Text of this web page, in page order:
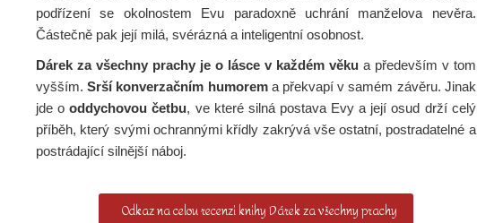
podřízení se okolnostem Evu paradoxně uchrání manželova nevěra.
Částečně pak její milá, svérázná a inteligentní osobnost.
Dárek za všechny prachy je o lásce v každém věku a především v tom
vyšším.Srší konverzačním humorema překvapí v samém závěru. Jinak
jde ooddychovou četbu, ve které silná postava Evy a její osud drží celý
příběh, který svými ochrannými křídly zakrývá vše ostatní, postradatelné a
postrádající silnější náboj.
Odkaz na celou recenzi knihy Dárek za všechny prachy